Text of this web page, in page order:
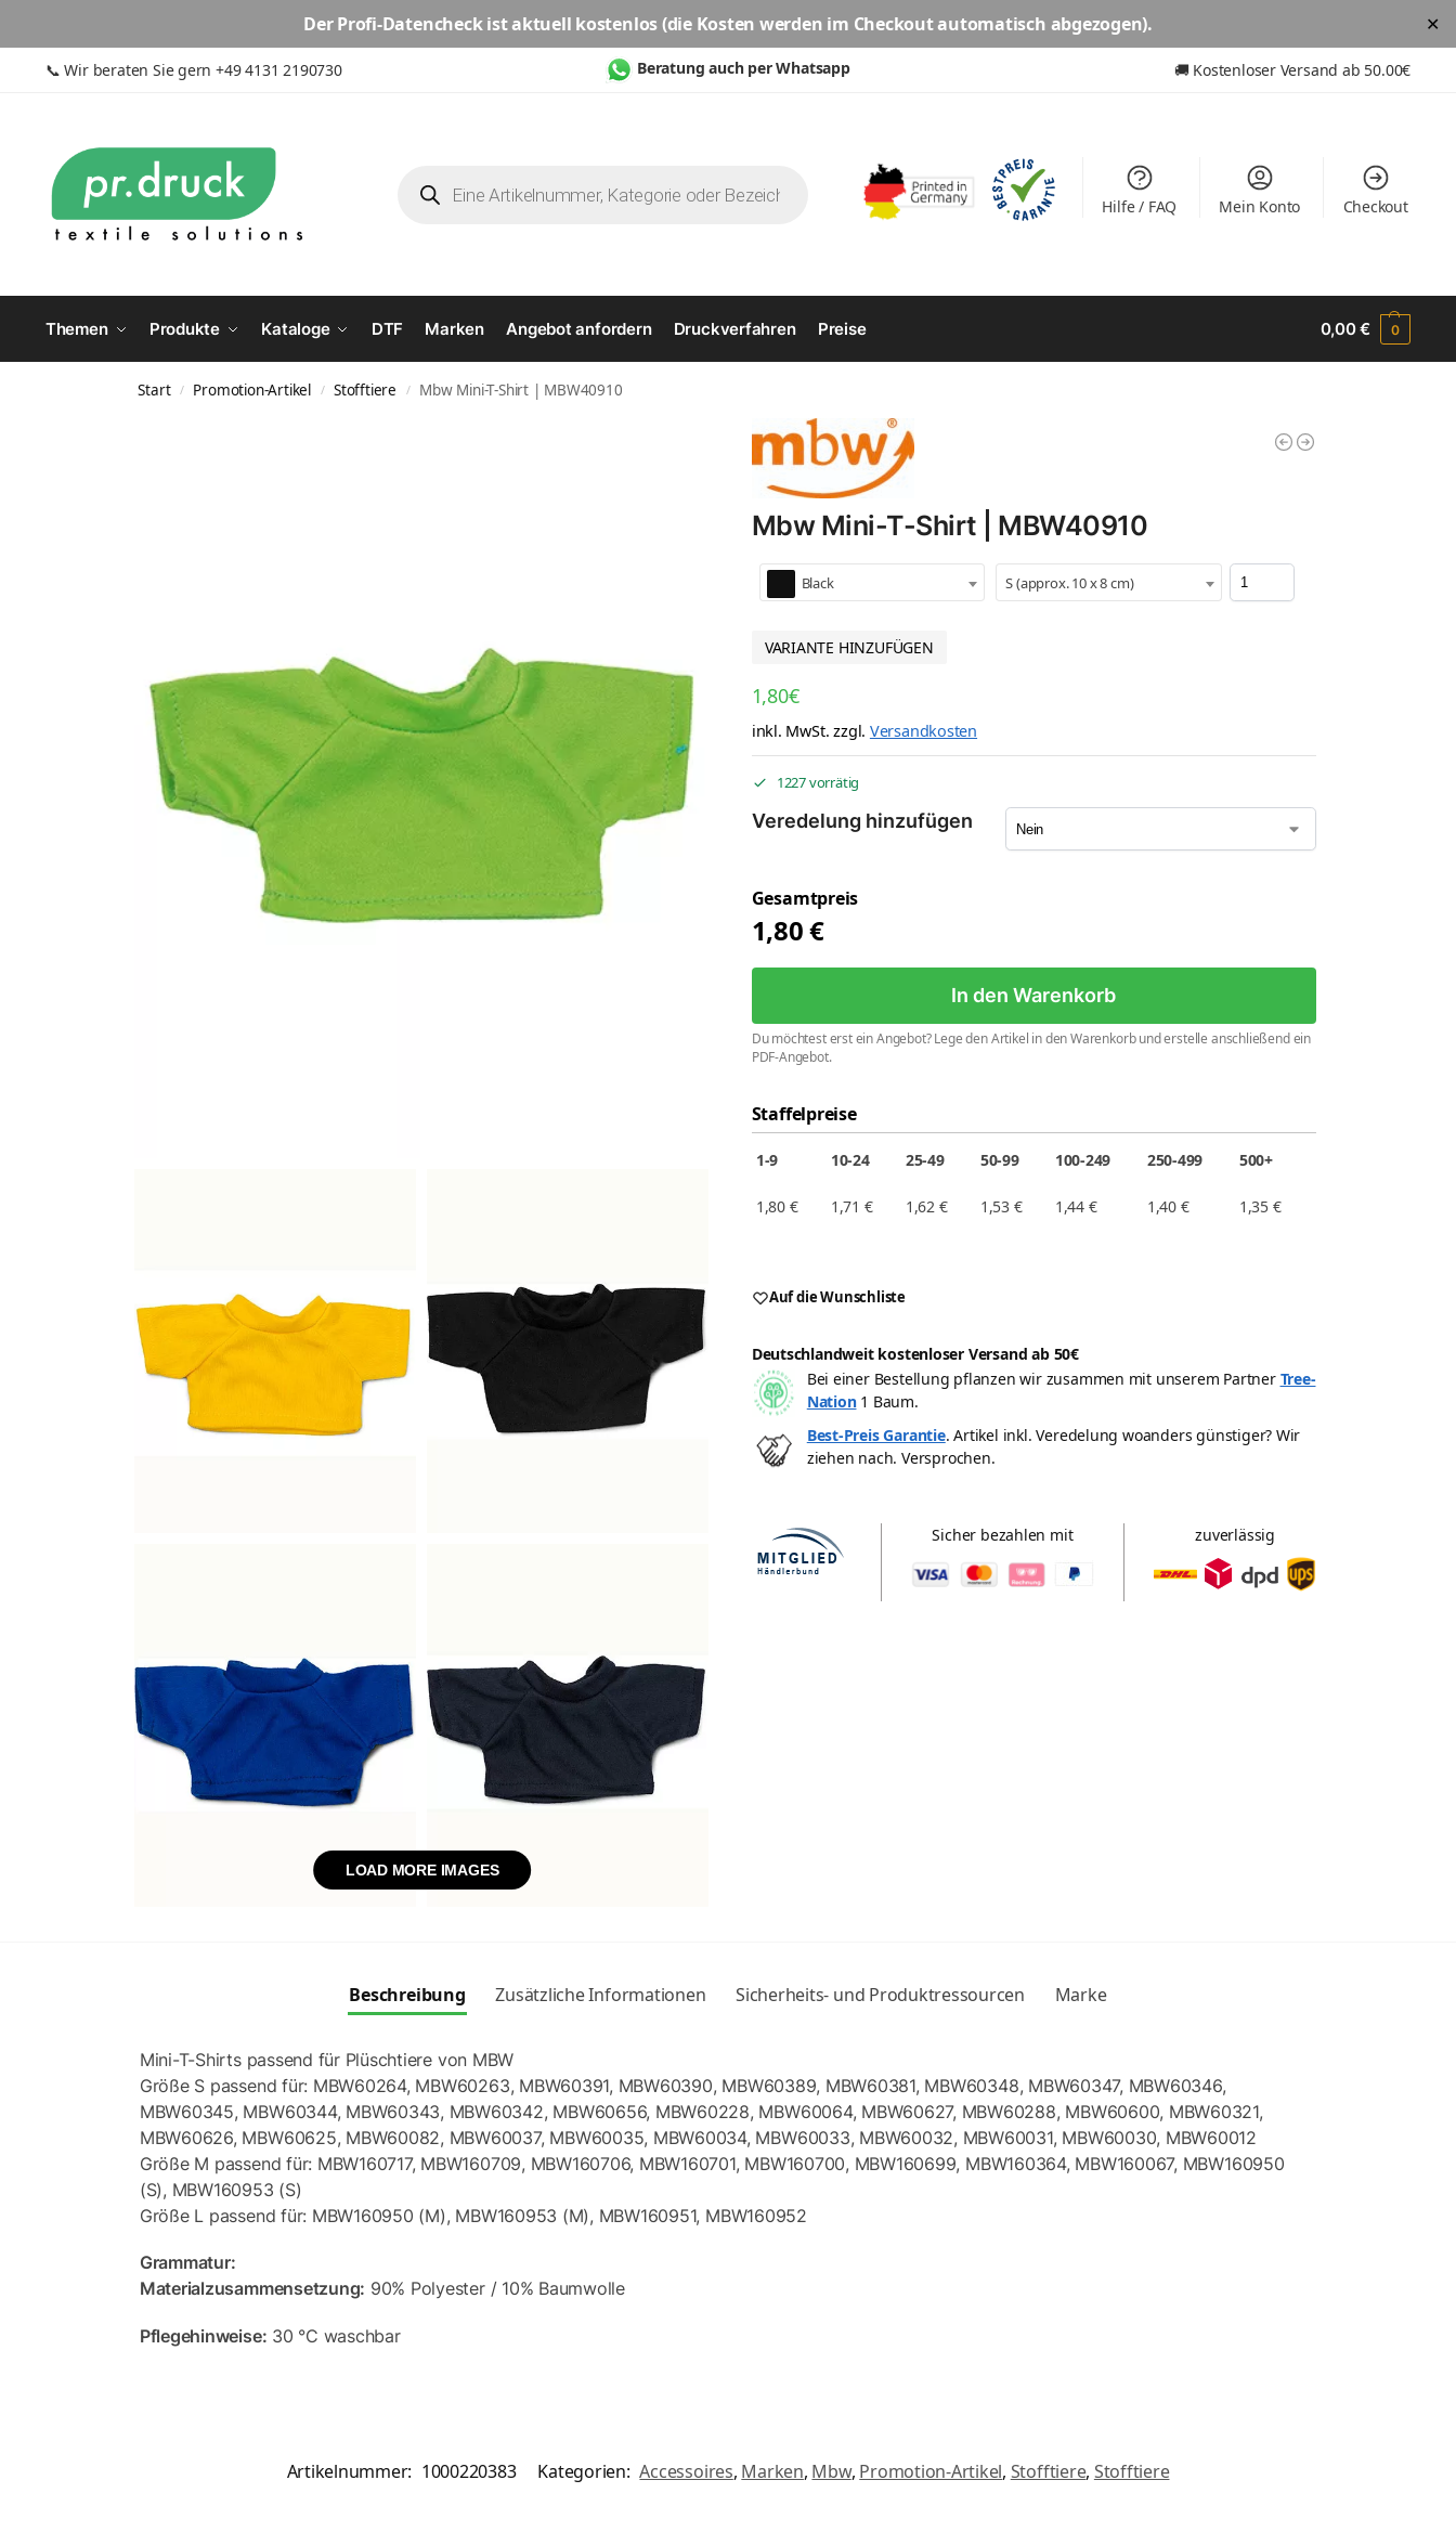
DerProfi-Datencheckist aktuell kostenlos(die Kosten werden im Checkout automatisch abgezogen). ✕
📞Wir beraten Sie gern +49 4131 2190730 Beratung auch per Whatsapp 🚚 Kostenloser Versand ab 50.00€
Hilfe / FAQ Mein Konto Checkout
Themen Produkte Kataloge DTF Marken Angebot anfordern Druckverfahren Preise 0,00€ 0
Start / Promotion-Artikel / Stofftiere / Mbw Mini-T-Shirt | MBW40910
LOAD MORE IMAGES
Mbw Mini-T-Shirt | MBW40910
Black S (approx. 10 x 8 cm)
VARIANTE HINZUFÜGEN
1,80€
inkl. MwSt. zzgl. Versandkosten
1227 vorrätig
Veredelung hinzufügen
Gesamtpreis
1,80€
In den Warenkorb
Du möchtest erst ein Angebot? Lege den Artikel in den Warenkorb und erstelle anschließend ein
PDF-Angebot.
Staffelpreise
1-9 10-24 25-49 50-99 100-249 250-499 500+
1,80 € 1,71 € 1,62 € 1,53 € 1,44 € 1,40 € 1,35 €
Auf die Wunschliste
Deutschlandweit kostenloser Versand ab 50€
Bei einer Bestellung pflanzen wir zusammen mit unserem Partner Tree-
Nation1 Baum.
Best-Preis Garantie. Artikel inkl. Veredelung woanders günstiger? Wir
ziehen nach. Versprochen.
Sicher bezahlen mit zuverlässig
Beschreibung Zusätzliche Informationen Sicherheits- und Produktressourcen Marke
Mini-T-Shirts passend für Plüschtiere von MBW
Größe S passend für: MBW60264, MBW60263, MBW60391, MBW60390, MBW60389, MBW60381, MBW60348, MBW60347, MBW60346,
MBW60345, MBW60344, MBW60343, MBW60342, MBW60656, MBW60228, MBW60064, MBW60627, MBW60288, MBW60600, MBW60321,
MBW60626, MBW60625, MBW60082, MBW60037, MBW60035, MBW60034, MBW60033, MBW60032, MBW60031, MBW60030, MBW60012
Größe M passend für: MBW160717, MBW160709, MBW160706, MBW160701, MBW160700, MBW160699, MBW160364, MBW160067, MBW160950
(S), MBW160953 (S)
Größe L passend für: MBW160950 (M), MBW160953 (M), MBW160951, MBW160952
Grammatur:
Materialzusammensetzung: 90% Polyester / 10% Baumwolle
Pflegehinweise: 30 °C waschbar
Artikelnummer: 1000220383 Kategorien: Accessoires, Marken, Mbw, Promotion-Artikel, Stofftiere, Stofftiere